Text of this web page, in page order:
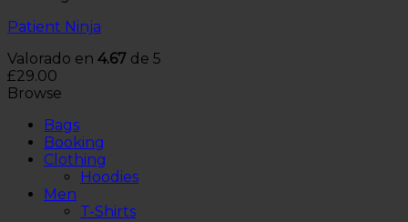
Patient Ninja
Valorado en 4.67 de 5
£29.00
Browse
Bags
Booking
Clothing
Hoodies
Men
T-Shirts